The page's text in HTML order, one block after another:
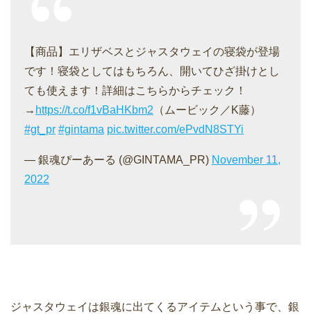
【商品】エリザベスとジャスタウェイの寝袋が登場
です！寝袋としてはもちろん、開いてひざ掛けとし
ても使えます！詳細はこちらからチェック！
→ https://t.co/f1vBaHKbm2 （ムービック／K藤）
#gt_pr #gintama pic.twitter.com/ePvdN8STYi
— 銀魂ぴーあーる (@GINTAMA_PR) November 11,
2022
ジャスタウェイは銀魂に出てくるアイテムという事で、銀